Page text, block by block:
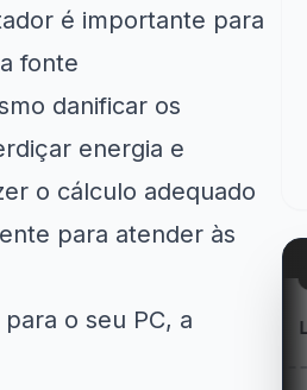
é importante para
fonte
danificar os
energia e
o cálculo adequado
para atender às
o seu PC, a